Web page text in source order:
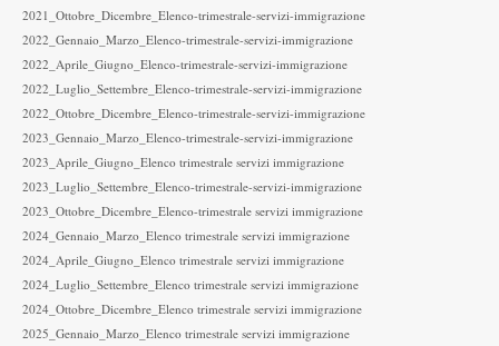
2021_Ottobre_Dicembre_Elenco-trimestrale-servizi-immigrazione
2022_Gennaio_Marzo_Elenco-trimestrale-servizi-immigrazione
2022_Aprile_Giugno_Elenco-trimestrale-servizi-immigrazione
2022_Luglio_Settembre_Elenco-trimestrale-servizi-immigrazione
2022_Ottobre_Dicembre_Elenco-trimestrale-servizi-immigrazione
2023_Gennaio_Marzo_Elenco-trimestrale-servizi-immigrazione
2023_Aprile_Giugno_Elenco trimestrale servizi immigrazione
2023_Luglio_Settembre_Elenco-trimestrale-servizi-immigrazione
2023_Ottobre_Dicembre_Elenco-trimestrale servizi immigrazione
2024_Gennaio_Marzo_Elenco trimestrale servizi immigrazione
2024_Aprile_Giugno_Elenco trimestrale servizi immigrazione
2024_Luglio_Settembre_Elenco trimestrale servizi immigrazione
2024_Ottobre_Dicembre_Elenco trimestrale servizi immigrazione
2025_Gennaio_Marzo_Elenco trimestrale servizi immigrazione